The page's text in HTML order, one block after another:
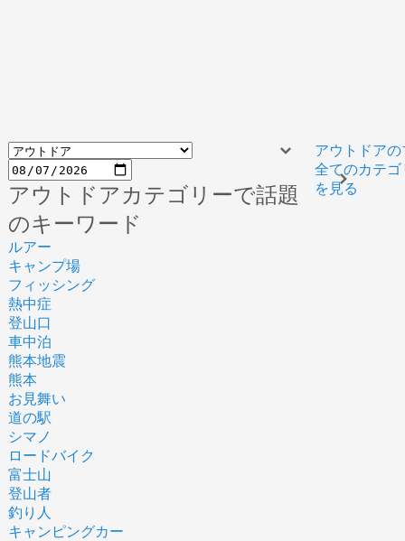
アウトドアカテゴリーで話題
のキーワード
ルアー
キャンプ場
フィッシング
熱中症
登山口
車中泊
熊本地震
熊本
お見舞い
道の駅
シマノ
ロードバイク
富士山
登山者
釣り人
キャンピングカー
アウトドア
全てのカテ
を見る